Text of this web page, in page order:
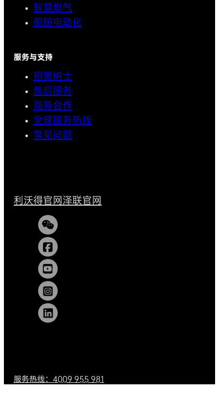
智慧燃气
船舶电动化
服务与支持
招贤纳士
售后服务
商务合作
全球服务热线
常见问题
利沃得官网泽联官网
服务热线：4009 955 981